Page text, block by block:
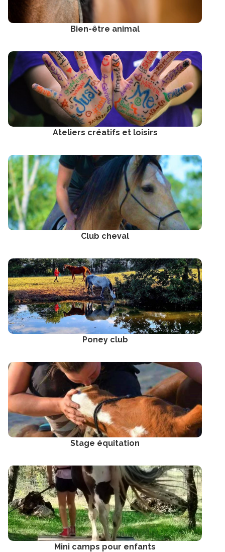
Bien-être animal
Ateliers créatifs et loisirs
Club cheval
Poney club
Stage équitation
Mini camps pour enfants